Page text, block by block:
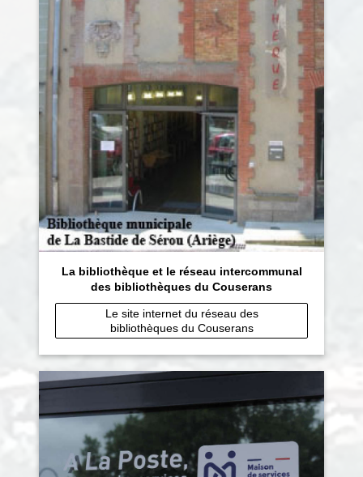
La bibliothèque et le réseau intercommunal
des bibliothèques du Couserans
Le site internet du réseau des
bibliothèques du Couserans